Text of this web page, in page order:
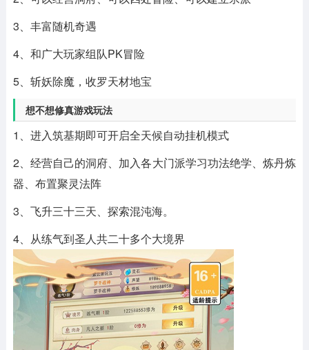
3、丰富随机奇遇
4、和广大玩家组队PK冒险
5、斩妖除魔，收罗天材地宝
想不想修真游戏玩法
1、进入筑基期即可开启全天候自动挂机模式
2、经营自己的洞府、加入各大门派学习功法绝学、炼丹炼
器、布置聚灵法阵
3、飞升三十三天、探索混沌海。
4、从练气到圣人共二十多个大境界